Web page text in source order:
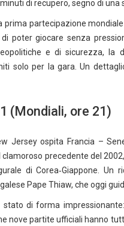
di recupero, segno di una
prima partecipazione
poter giocare senza
e di sicurezza, la
solo per la gara. Un
(Mondiali, ore 21)
Jersey ospita Francia –
precedente del
di Corea‑Giappone. Un
Pape Thiaw, che oggi
stato di forma
nove partite ufficiali hanno